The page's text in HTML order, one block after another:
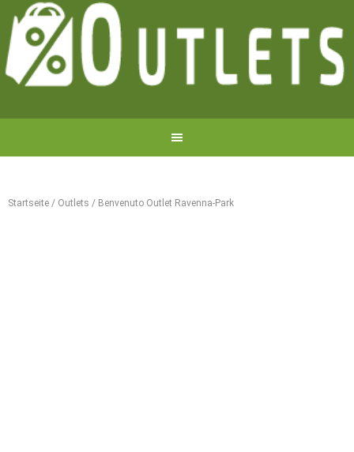
Startseite / Outlets / Benvenuto Outlet Ravenna-Park